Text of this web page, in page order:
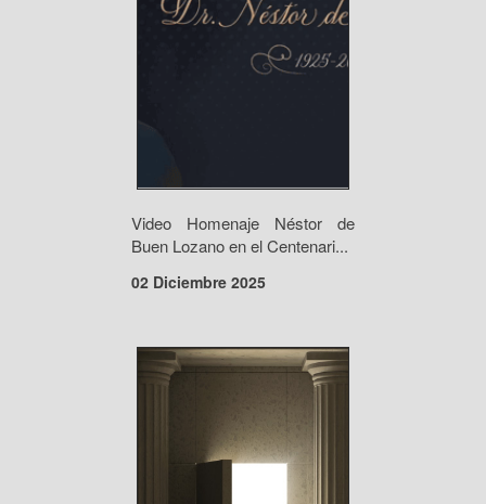
Video Homenaje Néstor de
Buen Lozano en el Centenari...
02 Diciembre 2025